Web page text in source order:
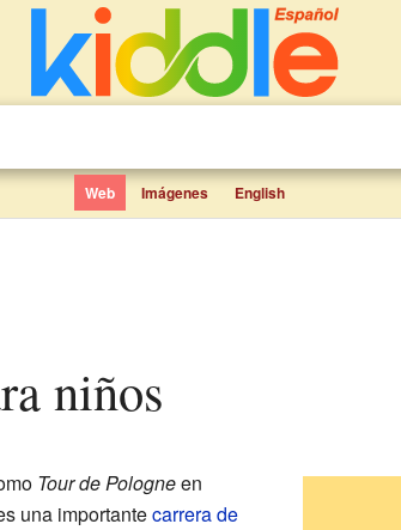
Web Imágenes English
niños
Tour de Pologneen
una importantecarrera de